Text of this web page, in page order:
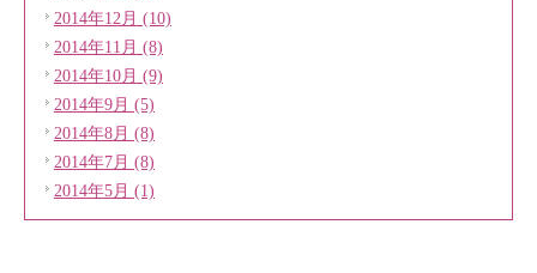
2014年12月 (10)
2014年11月 (8)
2014年10月 (9)
2014年9月 (5)
2014年8月 (8)
2014年7月 (8)
2014年5月 (1)